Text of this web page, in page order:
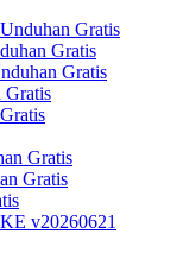
Gratis
Gratis
Gratis
Gratis
Gratis
Gratis
v20260621